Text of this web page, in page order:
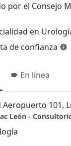
por el Consejo
en
de confianza
En línea
Aeropuerto 101,
León -